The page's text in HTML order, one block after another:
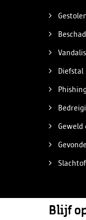
Geweld
Blijf